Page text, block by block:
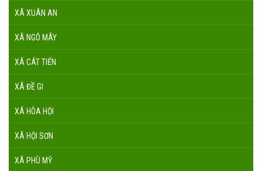
XÃ XUÂN AN
XÃ NGÔ MÂY
XÃ CÁT TIẾN
XÃ ĐỀ GI
XÃ HÒA HỘI
XÃ HỘI SƠN
XÃ PHÙ MỸ